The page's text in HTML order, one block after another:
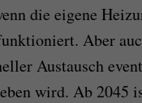
die eigene
Aber
Austausch
wird. Ab 2045